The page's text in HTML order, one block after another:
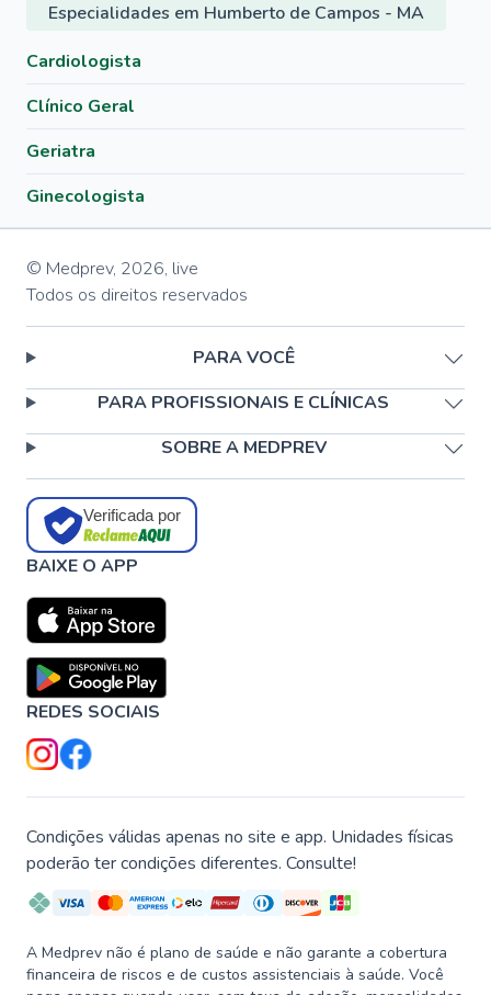
Especialidades em Humberto de Campos - MA
Cardiologista
Clínico Geral
Geriatra
Ginecologista
© Medprev, 2026, live
Todos os direitos reservados
PARA VOCÊ
PARA PROFISSIONAIS E CLÍNICAS
SOBRE A MEDPREV
Verificada por
BAIXE O APP
REDES SOCIAIS
Condições válidas apenas no site e app. Unidades físicas
poderão ter condições diferentes. Consulte!
A Medprev não é plano de saúde e não garante a cobertura
financeira de riscos e de custos assistenciais à saúde. Você